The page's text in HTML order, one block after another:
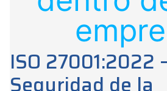
ISO 27001:2022